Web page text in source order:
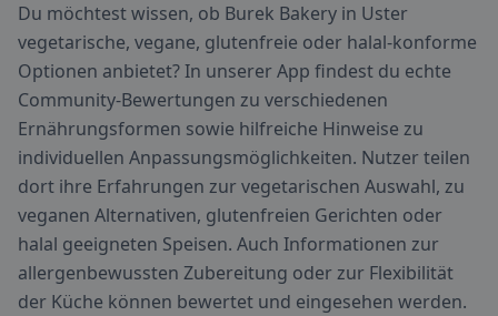
Du möchtest wissen, ob Burek Bakery in Uster
vegetarische, vegane, glutenfreie oder halal-konforme
Optionen anbietet? In unserer App findest du echte
Community-Bewertungen zu verschiedenen
Ernährungsformen sowie hilfreiche Hinweise zu
individuellen Anpassungsmöglichkeiten. Nutzer teilen
dort ihre Erfahrungen zur vegetarischen Auswahl, zu
veganen Alternativen, glutenfreien Gerichten oder
halal geeigneten Speisen. Auch Informationen zur
allergenbewussten Zubereitung oder zur Flexibilität
der Küche können bewertet und eingesehen werden.